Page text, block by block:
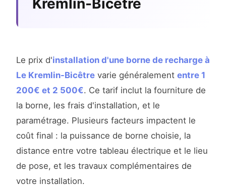
Kremlin-Bicêtre
Le prix d'installation d'une borne de recharge à
Le Kremlin-Bicêtre varie généralement entre 1
200€ et 2 500€. Ce tarif inclut la fourniture de
la borne, les frais d'installation, et le
paramétrage. Plusieurs facteurs impactent le
coût final : la puissance de borne choisie, la
distance entre votre tableau électrique et le lieu
de pose, et les travaux complémentaires de
votre installation.